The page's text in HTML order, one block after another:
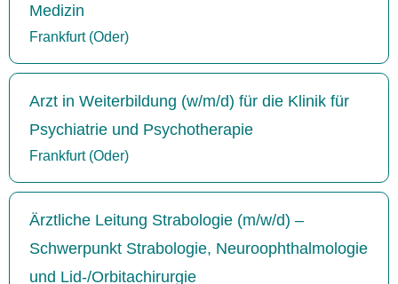
Medizin
Frankfurt (Oder)
Arzt in Weiterbildung (w/m/d) für die Klinik für
Psychiatrie und Psychotherapie
Frankfurt (Oder)
Ärztliche Leitung Strabologie (m/w/d) –
Schwerpunkt Strabologie, Neuroophthalmologie
und Lid-/Orbitachirurgie